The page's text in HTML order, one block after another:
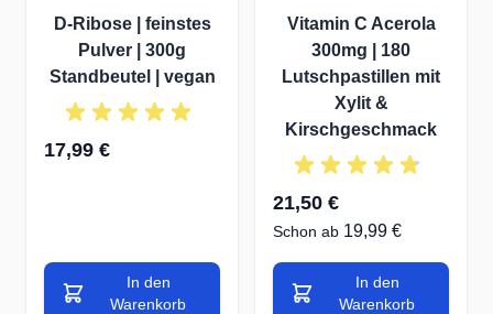
D-Ribose | feinstes
Pulver | 300g
Standbeutel | vegan
17,99 €
In den
Warenkorb
Vitamin C Acerola
300mg | 180
Lutschpastillen mit
Xylit &
Kirschgeschmack
21,50 €
Schon ab 19,99 €
In den
Warenkorb